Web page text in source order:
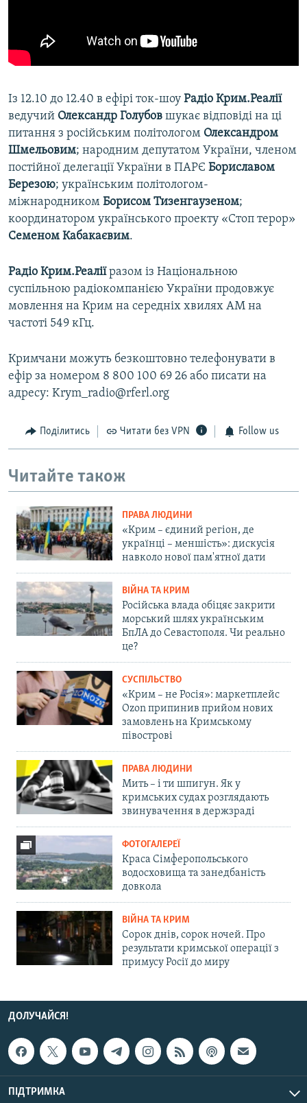
Із 12.10 до 12.40 в ефірі ток-шоу Радіо Крим.Реалії
ведучий Олександр Голубов шукає відповіді на ці
питання з російським політологом Олександром
Шмельовим; народним депутатом України, членом
постійної делегації України в ПАРЄ Бориславом
Березою; українським політологом-
міжнародником Борисом Тизенгаузеном;
координатором українського проекту «Стоп терор»
Семеном Кабакаєвим.
Радіо Крим.Реаліїразом із Національною
суспільною радіокомпанією України продовжує
мовлення на Крим на середніх хвилях АМ на
частоті 549 кГц.
Кримчани можуть безкоштовно телефонувати в
ефір за номером 8 800 100 69 26 або писати на
адресу: Krym_radio@rferl.org
Поділитись Читати без VPN Follow us
Читайте також
ПРАВА ЛЮДИНИ
«Крим – єдиний регіон, де
українці – меншість»: дискусія
навколо нової пам'ятної дати
ВІЙНА ТА КРИМ
Російська влада обіцяє закрити
морський шлях українським
БпЛА до Севастополя. Чи реально
це?
СУСПІЛЬСТВО
«Крим – не Росія»: маркетплейс
Ozon припинив прийом нових
замовлень на Кримському
півострові
ПРАВА ЛЮДИНИ
Мить – і ти шпигун. Як у
кримських судах розглядають
звинувачення в держзраді
ФОТОГАЛЕРЕЇ
Краса Сімферопольського
водосховища та занедбаність
довкола
ВІЙНА ТА КРИМ
Сорок днів, сорок ночей. Про
результати кримської операції з
примусу Росії до миру
ДОЛУЧАЙСЯ!
ПІДТРИМКА